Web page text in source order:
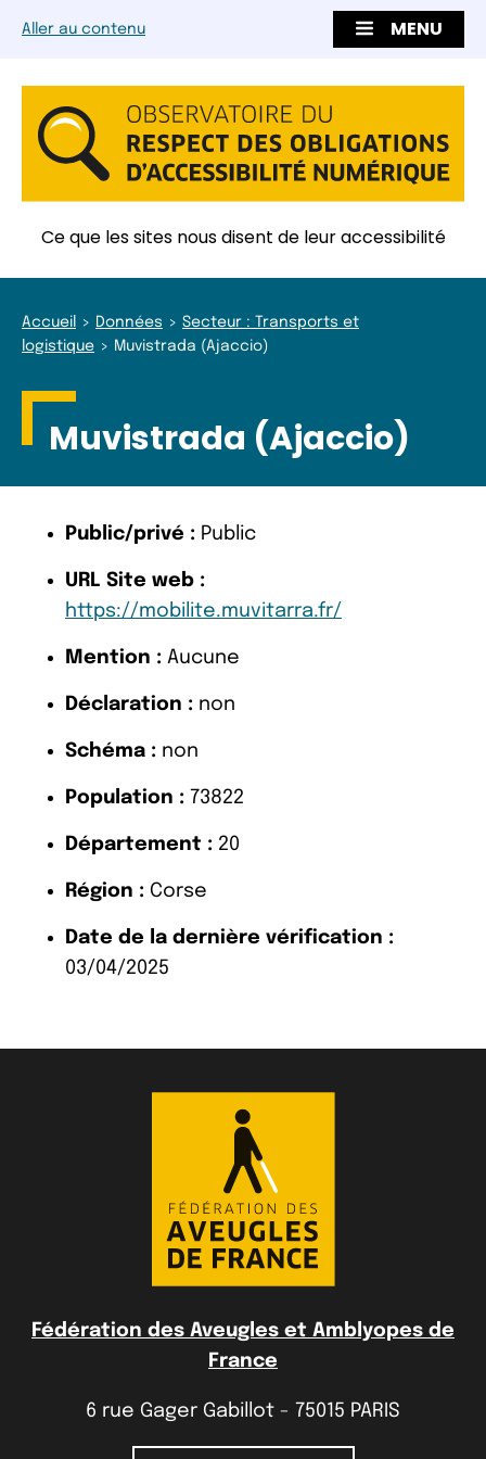
Aller au contenu MENU
Ce que les sites nous disent de leur accessibilité
Accueil Données
Secteur : Transports et
logistique
Muvistrada (Ajaccio)
Muvistrada (Ajaccio)
Public/privé : Public
URL Site web :
https://mobilite.muvitarra.fr/
Mention : Aucune
Déclaration : non
Schéma : non
Population : 73822
Département : 20
Région : Corse
Date de la dernière vérification :
03/04/2025
Fédération des Aveugles et Amblyopes de
France
6 rue Gager Gabillot - 75015 PARIS